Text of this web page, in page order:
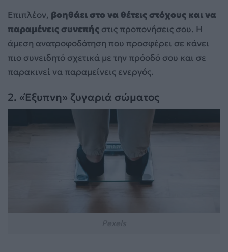
Επιπλέον, βοηθάει στο να θέτεις στόχους και να
παραμένεις συνεπής στις προπονήσεις σου. Η
άμεση ανατροφοδότηση που προσφέρει σε κάνει
πιο συνειδητό σχετικά με την πρόοδό σου και σε
παρακινεί να παραμείνεις ενεργός.
2. «Έξυπνη» ζυγαριά σώματος